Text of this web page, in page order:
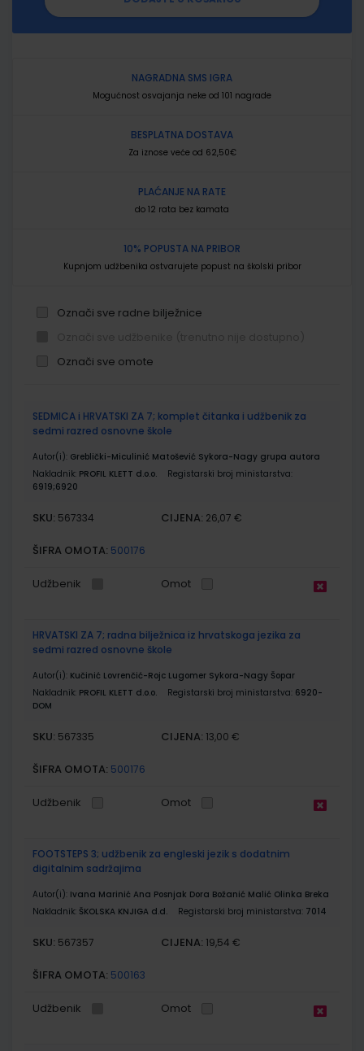
NAGRADNA SMS IGRA
Mogućnost osvajanja neke od 101 nagrade
BESPLATNA DOSTAVA
Za iznose veće od 62,50€
PLAĆANJE NA RATE
do 12 rata bez kamata
10% POPUSTA NA PRIBOR
Kupnjom udžbenika ostvarujete popust na školski pribor
Označi sve radne bilježnice
Označi sve omote
proizvodi
SEDMICA i HRVATSKI ZA 7; komplet čitanka i udžbenik za
sedmi razred osnovne škole
Autor(i): Greblički-Miculinić Matošević Sykora-Nagy grupa autora
Nakladnik: PROFIL KLETT d.o.o.
Registarski broj ministarstva:
6919;6920
SKU: 567334 CIJENA: 26,07 €
ŠIFRA OMOTA: 500176
Udžbenik Omot
HRVATSKI ZA 7; radna bilježnica iz hrvatskoga jezika za
sedmi razred osnovne škole
Autor(i): Kučinić Lovrenčić-Rojc Lugomer Sykora-Nagy Šopar
Nakladnik: PROFIL KLETT d.o.o. Registarski broj ministarstva: 6920-
DOM
SKU: 567335 CIJENA: 13,00 €
ŠIFRA OMOTA: 500176
Udžbenik Omot
FOOTSTEPS 3; udžbenik za engleski jezik s dodatnim
digitalnim sadržajima
Autor(i): Ivana Marinić Ana Posnjak Dora Božanić Malić Olinka Breka
Nakladnik: ŠKOLSKA KNJIGA d.d. Registarski broj ministarstva: 7014
SKU: 567357 CIJENA: 19,54 €
ŠIFRA OMOTA: 500163
Udžbenik Omot